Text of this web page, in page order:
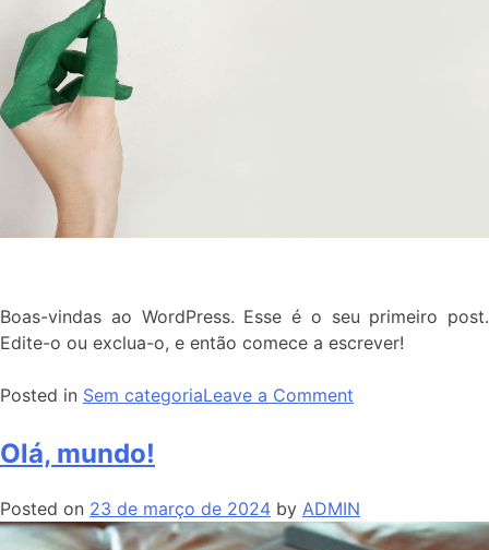
Boas-vindas ao WordPress. Esse é o seu primeiro post.
Edite-o ou exclua-o, e então comece a escrever!
Posted in Sem categoriaLeave a Comment
Olá, mundo!
Posted on 23 de março de 2024 by ADMIN